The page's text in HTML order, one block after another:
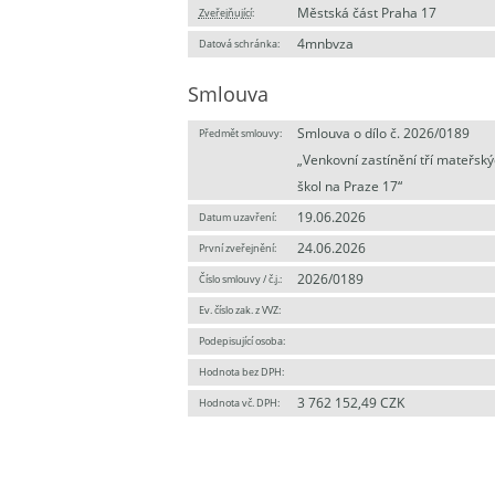
Zveřejňující: Městská část Praha 17
Datová schránka: 4mnbvza
Smlouva
Předmět smlouvy:
Smlouva o dílo č. 2026/0189
„Venkovní zastínění tří
škol na Praze 17“
Datum uzavření: 19.06.2026
První zveřejnění: 24.06.2026
Číslo smlouvy / č.j.: 2026/0189
Ev. číslo zak. z VVZ:
Podepisující osoba:
Hodnota bez DPH:
Hodnota vč. DPH: 3 762 152,49 CZK